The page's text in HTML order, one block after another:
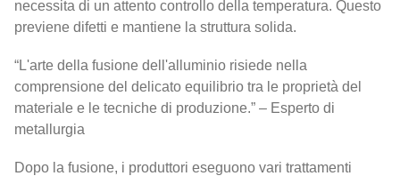
necessita di un attento controllo della temperatura. Questo
previene difetti e mantiene la struttura solida.
“L'arte della fusione dell'alluminio risiede nella
comprensione del delicato equilibrio tra le proprietà del
materiale e le tecniche di produzione.” – Esperto di
metallurgia
Dopo la fusione, i produttori eseguono vari trattamenti